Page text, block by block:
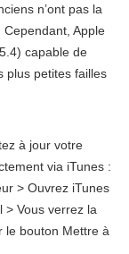
n’ont pas la
Cependant, Apple
capable de
plus petites failles
à jour votre
via iTunes :
> Ouvrez iTunes
> Vous verrez la
le bouton Mettre à